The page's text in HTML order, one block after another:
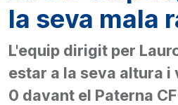
la seva mala
L'equip dirigit per
estar a la seva altura i
0 davant el Paterna CF